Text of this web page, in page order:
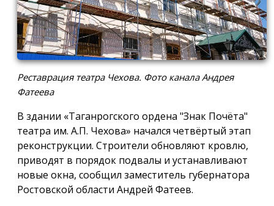
Реставрация театра Чехова. Фото канала Андрея
Фатеева
В здании «Таганрогского ордена "Знак Почёта"
театра им. А.П. Чехова» начался четвёртый этап
реконструкции. Строители обновляют кровлю,
приводят в порядок подвалы и устанавливают
новые окна, сообщил заместитель губернатора
Ростовской области Андрей Фатеев.